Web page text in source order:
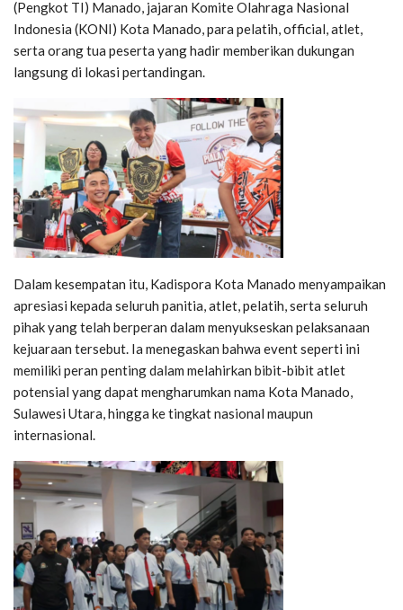
(Pengkot TI) Manado, jajaran Komite Olahraga Nasional
Indonesia (KONI) Kota Manado, para pelatih, official, atlet,
serta orang tua peserta yang hadir memberikan dukungan
langsung di lokasi pertandingan.
Dalam kesempatan itu, Kadispora Kota Manado menyampaikan
apresiasi kepada seluruh panitia, atlet, pelatih, serta seluruh
pihak yang telah berperan dalam menyukseskan pelaksanaan
kejuaraan tersebut. Ia menegaskan bahwa event seperti ini
memiliki peran penting dalam melahirkan bibit-bibit atlet
potensial yang dapat mengharumkan nama Kota Manado,
Sulawesi Utara, hingga ke tingkat nasional maupun
internasional.